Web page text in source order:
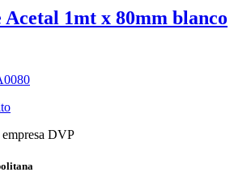
1mt x 80mm blanco